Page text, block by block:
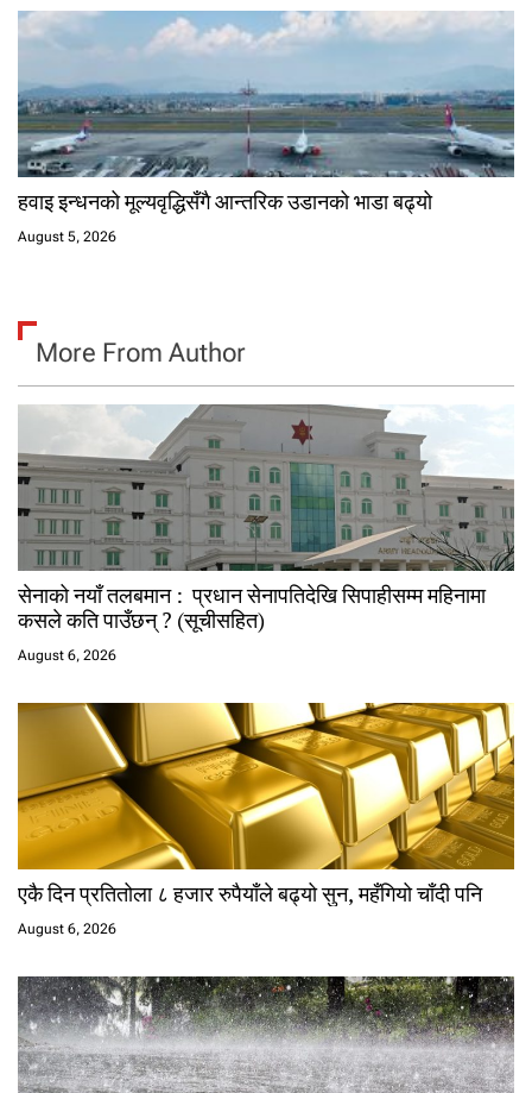
हवाइ इन्धनको मूल्यवृद्धिसँगै आन्तरिक उडानको भाडा बढ्यो
August 5, 2026
More From Author
सेनाको नयाँ तलबमान : प्रधान सेनापतिदेखि सिपाहीसम्म महिनामा
कसले कति पाउँछन् ? (सूचीसहित)
August 6, 2026
एकै दिन प्रतितोला ८ हजार रुपैयाँले बढ्यो सुन, महँगियो चाँदी पनि
August 6, 2026